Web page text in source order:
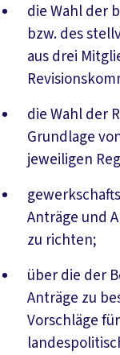
die Wahl der
bzw. des
aus drei
die Wahl der
Grundlage
jeweiligen
Anträge und
zu richten;
über die der
Anträge zu
Vorschläge